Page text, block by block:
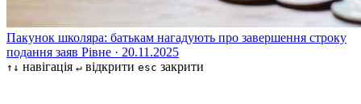
Пакунок школяра: батькам нагадують про завершення строку
подання заяв Рівне · 20.11.2025
↑↓ навігація ↵ відкрити esc закрити